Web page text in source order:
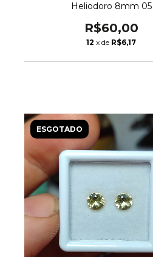
Heliodoro 8mm 05
R$60,00
12 x de R$6,17
ESGOTADO